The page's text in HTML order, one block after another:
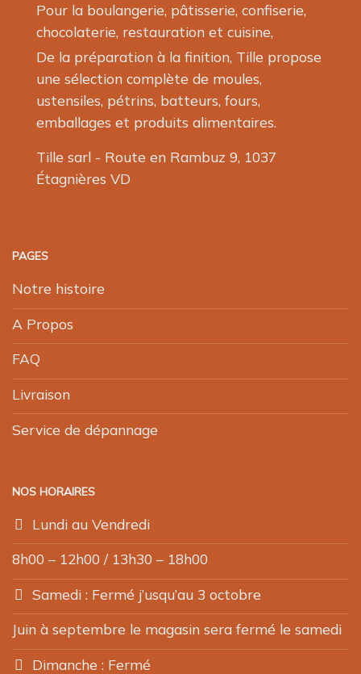
page
du
produit
page
du
produit
Pour la boulangerie, pâtisserie, confiserie,
chocolaterie, restauration et cuisine,
De la préparation à la finition, Tille propose
une sélection complète de moules,
ustensiles, pétrins, batteurs, fours,
emballages et produits alimentaires.
Tille sarl - Route en Rambuz 9, 1037
Étagnières VD
PAGES
Notre histoire
A Propos
FAQ
Livraison
Service de dépannage
NOS HORAIRES
Lundi au Vendredi
8h00 – 12h00 / 13h30 – 18h00
Samedi : Fermé j’usqu’au 3 octobre
Juin à septembre le magasin sera fermé le samedi
Dimanche : Fermé